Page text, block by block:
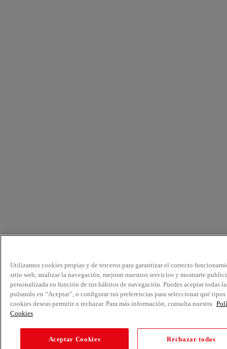
Utilizamos cookies propias y de terceros para garantizar el correcto
sitio web, analizar la navegación, mejorar nuestros servicios y mostrarte
personalizada en función de tus hábitos de navegación. Puedes aceptar todas
pulsando en “Aceptar”, o configurar tus preferencias para seleccionar qué tipos
cookies deseas permitir o rechazar. Para más información, consulta nuestra
Cookies
Aceptar Cookies Rechazar todas